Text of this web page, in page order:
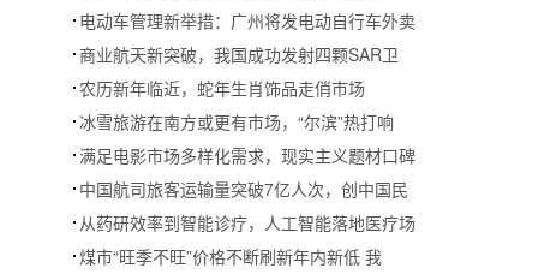
电动车管理新举措：广州将发电动自行车外卖
商业航天新突破，我国成功发射四颗SAR卫
农历新年临近，蛇年生肖饰品走俏市场
冰雪旅游在南方或更有市场，“尔滨”热打响
满足电影市场多样化需求，现实主义题材口碑
中国航司旅客运输量突破7亿人次，创中国民
从药研效率到智能诊疗，人工智能落地医疗场
煤市“旺季不旺”价格不断刷新年内新低 我